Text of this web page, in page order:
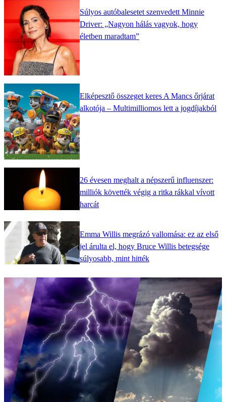
Súlyos autóbalesetet szenvedett Minnie
Driver: „Nagyon hálás vagyok, hogy
életben maradtam”
Elképesztő összeget keres A Mancs őrjárat
alkotója – Multimilliomos lett a jogdíjakból
26 évesen meghalt a népszerű influenszer:
milliók követték végig a ritka rákkal vívott
harcát
Emma Willis megrázó vallomása: ez az első
jel árulta el, hogy Bruce Willis betegsége
súlyosabb, mint hitték